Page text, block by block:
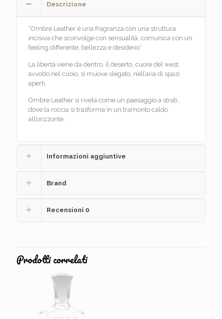
Descrizione
“Ombre Leather è una fragranza con una struttura
incisiva che sconvolge con sensualità, comunica con un
feeling differente, bellezza e desiderio”
La libertà viene da dentro, il deserto, cuore del west,
avvolto nel cuoio, si muove slegato, nell’aria di spazi
aperti.
Ombre Leather si rivela come un paesaggio a strati,
dove la roccia si trasforma in un tramonto caldo
all’orizzonte.
Informazioni aggiuntive
Brand
Recensioni 0
Prodotti correlati